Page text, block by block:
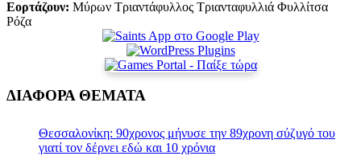
Εορτάζουν: Μύρων Τριαντάφυλλος Τριανταφυλλιά Φυλλίτσα
Ρόζα
ΔΙΑΦΟΡΑ ΘΕΜΑΤΑ
Θεσσαλονίκη: 90χρονος μήνυσε την 89χρονη σύζυγό του
γιατί τον δέρνει εδώ και 10 χρόνια